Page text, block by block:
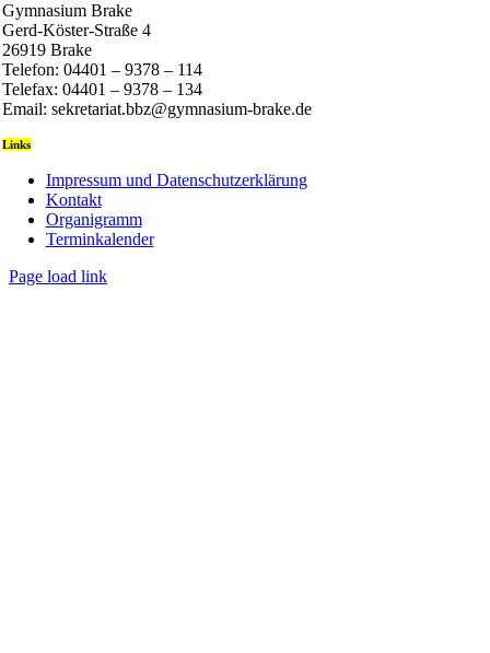
Gymnasium Brake
Gerd-Köster-Straße 4
26919 Brake
Telefon: 04401 – 9378 – 114
Telefax: 04401 – 9378 – 134
Email: sekretariat.bbz@gymnasium-brake.de
Links
Impressum und Datenschutzerklärung
Kontakt
Organigramm
Terminkalender
Page load link